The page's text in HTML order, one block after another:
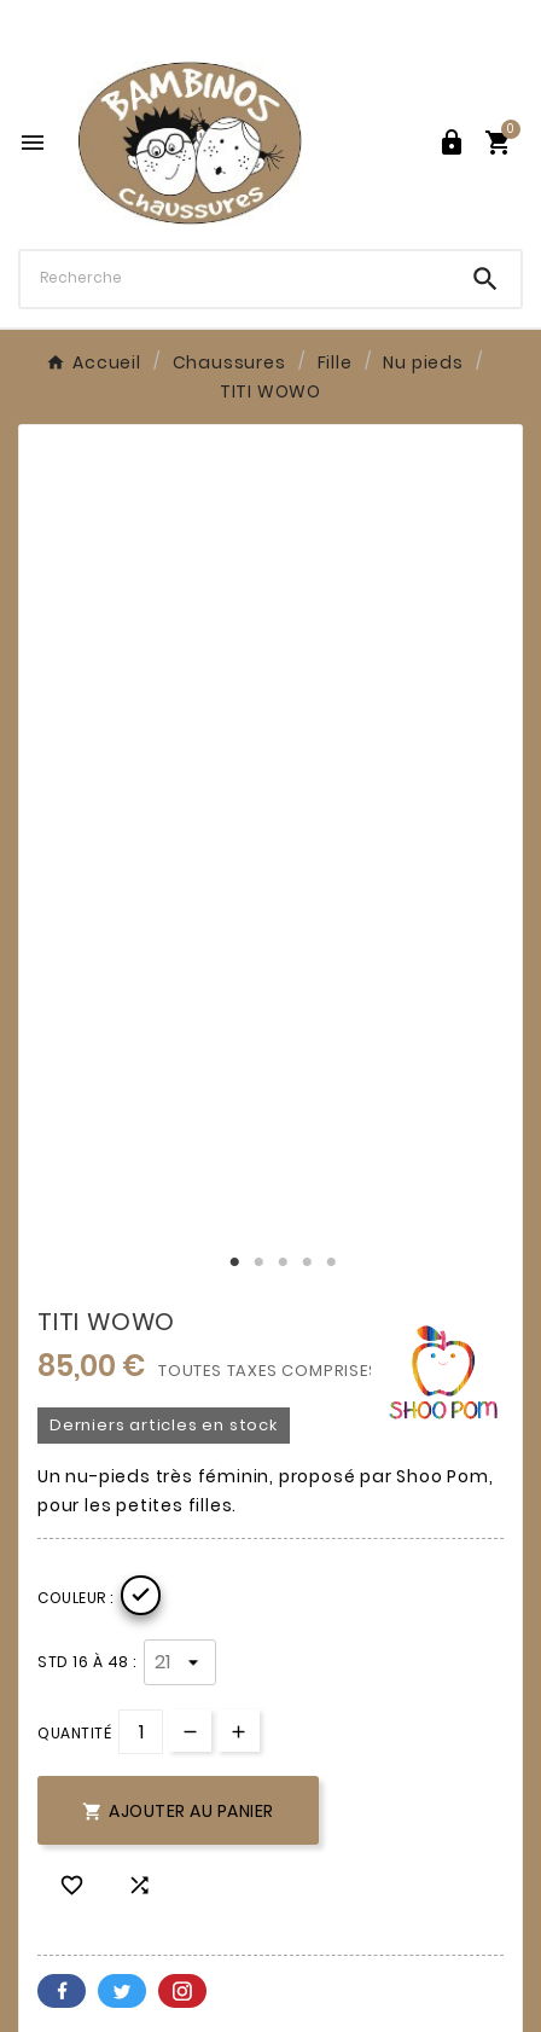
  
0

Accueil Chaussures Fille
Nu pieds
TITI WOWO
TITI WOWO
85,00 € TOUTES TAXES COMPRISES
Derniers articles en stock
Un nu-pieds très féminin, proposé par Shoo Pom,
pour les petites filles.
COULEUR : 
STD 16 À 48 :
QUANTITÉ
 AJOUTER AU PANIER
 